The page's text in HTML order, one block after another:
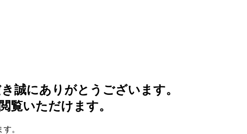
誠にありがとうございます。
覧いただけます。
。